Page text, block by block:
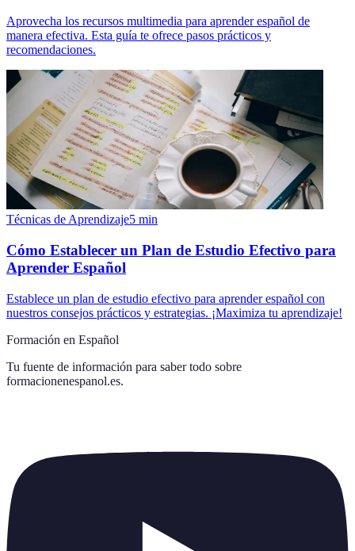
Aprovecha los recursos multimedia para aprender español de
manera efectiva. Esta guía te ofrece pasos prácticos y
recomendaciones.
Técnicas de Aprendizaje5 min
Cómo Establecer un Plan de Estudio Efectivo para
Aprender Español
Establece un plan de estudio efectivo para aprender español con
nuestros consejos prácticos y estrategias. ¡Maximiza tu aprendizaje!
Formación en Español
Tu fuente de información para saber todo sobre
formacionenespanol.es.